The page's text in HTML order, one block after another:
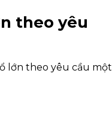
theo yêu
lớn theo yêu cầu một